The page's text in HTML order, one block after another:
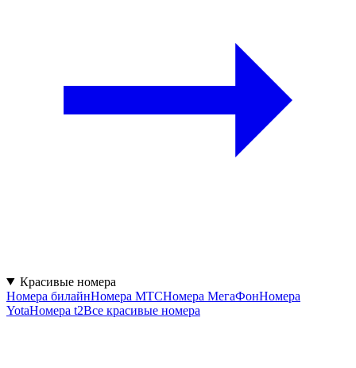
Красивые номера
Номера билайнНомера МТСНомера МегаФонНомера
YotaНомера t2Все красивые номера